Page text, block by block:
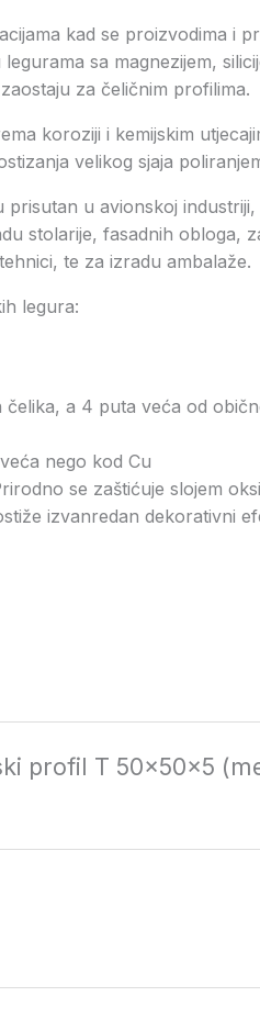
kad se proizvodima i
sa magnezijem,
za čeličnim profilima.
koroziji i kemijskim
velikog sjaja
u avionskoj
stolarije, fasadnih obloga,
te za izradu ambalaže.
legura:
a 4 puta veća od
nego kod Cu
se zaštićuje slojem
izvanredan dekorativni
profil T 50x50x5